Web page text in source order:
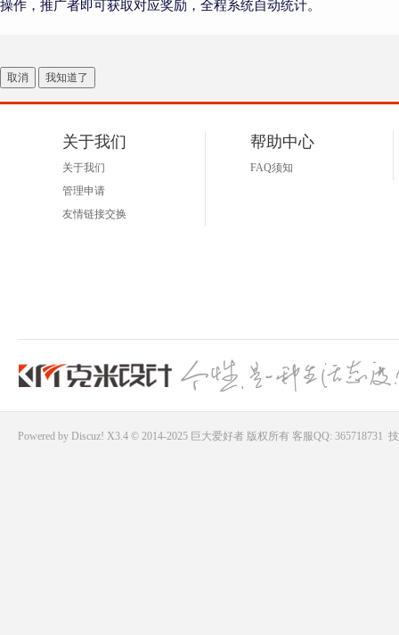
操作，推广者即可获取对应奖励，全程系统自动统计。
取消 我知道了
关于我们
关于我们
管理申请
友情链接交换
帮助中心
FAQ须知
Powered by Discuz! X3.4 © 2014-2025 巨大爱好者版权所有 客服QQ: 365718731